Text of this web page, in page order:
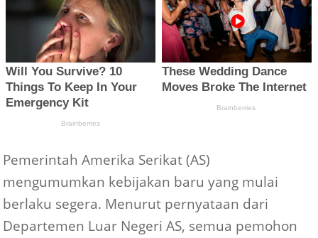
Pemerintah Amerika Serikat (AS)
mengumumkan kebijakan baru yang mulai
berlaku segera. Menurut pernyataan dari
Departemen Luar Negeri AS, semua pemohon